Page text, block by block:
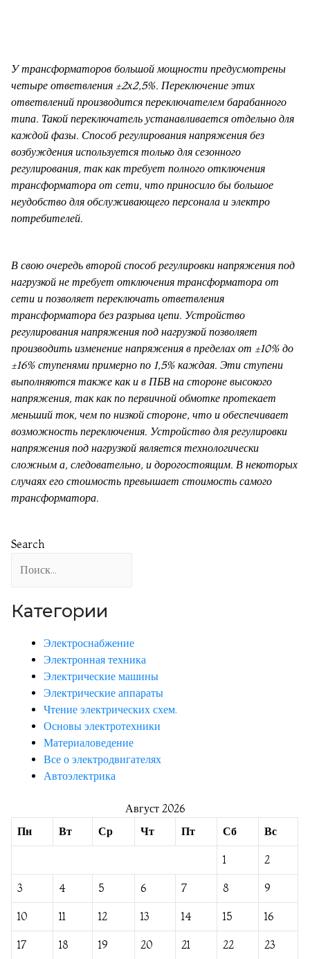
У трансформаторов большой мощности предусмотрены
четыре ответвления ±2х2,5%. Переключение этих
ответвлений производится переключателем барабанного
типа. Такой переключатель устанавливается отдельно для
каждой фазы. Способ регулирования напряжения без
возбуждения используется только для сезонного
регулирования, так как требует полного отключения
трансформатора от сети, что приносило бы большое
неудобство для обслуживающего персонала и электро
потребителей.
В свою очередь второй способ регулировки напряжения под
нагрузкой не требует отключения трансформатора от
сети и позволяет переключать ответвления
трансформатора без разрыва цепи. Устройство
регулирования напряжения под нагрузкой позволяет
производить изменение напряжения в пределах от ±10% до
±16% ступенями примерно по 1,5% каждая. Эти ступени
выполняются также как и в ПБВ на стороне высокого
напряжения, так как по первичной обмотке протекает
меньший ток, чем по низкой стороне, что и обеспечивает
возможность переключения. Устройство для регулировки
напряжения под нагрузкой является технологически
сложным а, следовательно, и дорогостоящим. В некоторых
случаях его стоимость превышает стоимость самого
трансформатора.
Search
Категории
Электроснабжение
Электронная техника
Электрические машины
Электрические аппараты
Чтение электрических схем.
Основы электротехники
Материаловедение
Все о электродвигателях
Автоэлектрика
Август 2026
Пн
Вт Ср Чт Пт Сб Вс
1 2
3 4 5 6 7 8 9
10 11 12 13 14 15 16
17 18 19 20 21 22 23